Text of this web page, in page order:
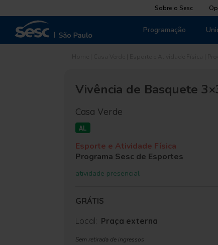
Sobre o Sesc
Programação
Vivência de Basquete
Casa Verde
AL
Esporte e Atividade Física
Programa Sesc de Esportes
atividade presencial
GRÁTIS
Local: Praça externa
Sem retirada de ingressos